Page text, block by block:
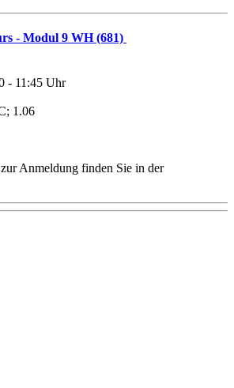
- Modul 9 WH (681)
- 11:45 Uhr
1.06
Anmeldung finden Sie in der